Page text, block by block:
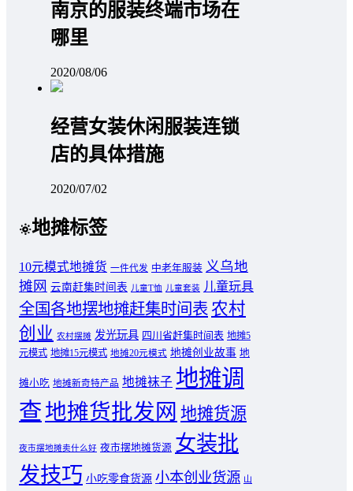
南京的服装终端市场在
哪里
2020/08/06
经营女装休闲服装连锁
店的具体措施
2020/07/02
地摊标签
10元模式地摊货 一件代发 中老年服装 义乌地
摊网 云南赶集时间表 儿童T恤 儿童套装 儿童玩具
全国各地摆地摊赶集时间表 农村
创业 农村摆摊 发光玩具 四川省赶集时间表 地摊5
元模式 地摊15元模式 地摊20元模式 地摊创业故事 地
摊小吃 地摊新奇特产品 地摊袜子 地摊调
查地摊货批发网 地摊货源
夜市摆地摊卖什么好 夜市摆地摊货源 女装批
发技巧 小吃零食货源 小本创业货源 山